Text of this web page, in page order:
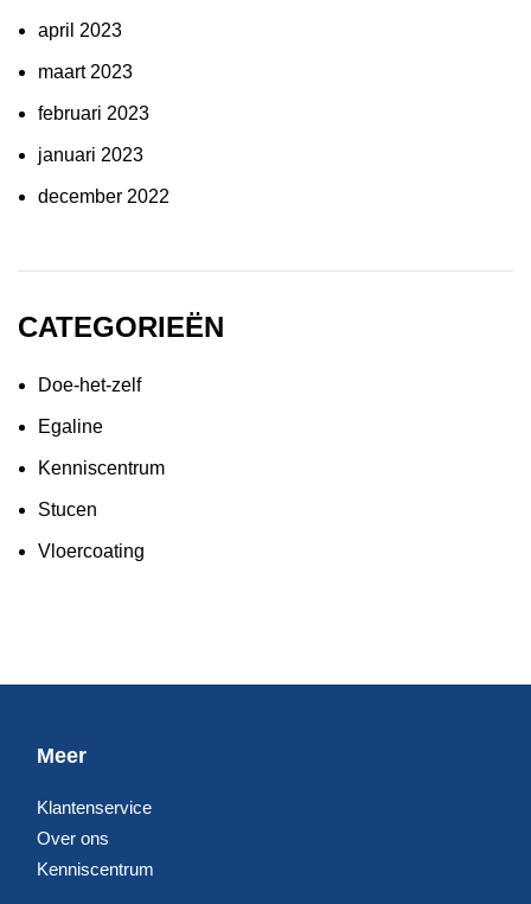
april 2023
maart 2023
februari 2023
januari 2023
december 2022
CATEGORIEËN
Doe-het-zelf
Egaline
Kenniscentrum
Stucen
Vloercoating
Meer
Klantenservice
Over ons
Kenniscentrum